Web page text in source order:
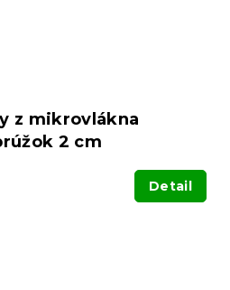
z mikrovlákna
2 cm
Detail